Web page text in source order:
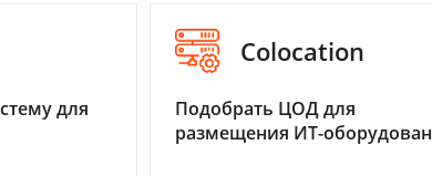
для
Colocation
Подобрать ЦОД для
размещения ИТ-